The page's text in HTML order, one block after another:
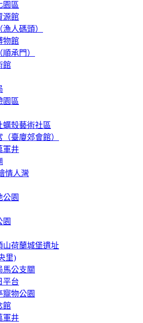
園區
源館
人碼頭）
物館
承門）
館
園區
蠣殼藝術社區
臺廈郊會館）
軍井
情人灣
公園
園
山荷蘭城堡遺址
里)
馬公支關
平台
寵物公園
館
軍井